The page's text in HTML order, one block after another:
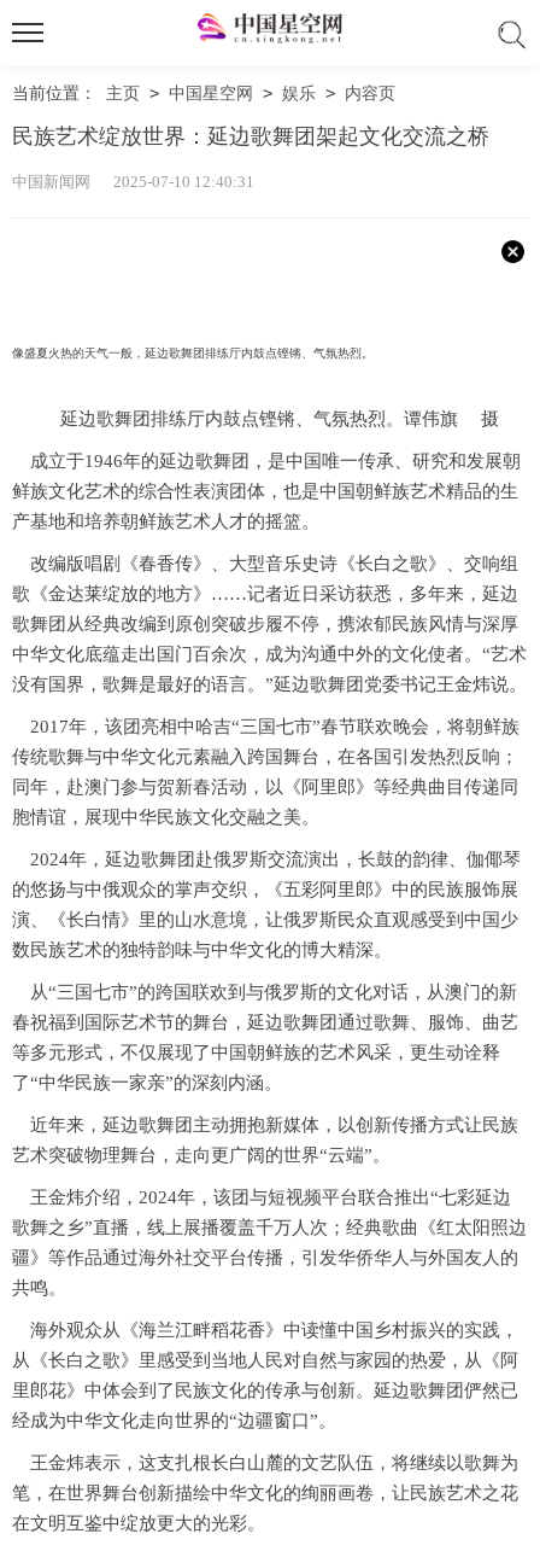
当前位置： 主页 > 中国星空网 > 娱乐 > 内容页
民族艺术绽放世界：延边歌舞团架起文化交流之桥
中国新闻网 2025-07-10 12:40:31
像盛夏火热的天气一般，延边歌舞团排练厅内鼓点铿锵、气氛热烈。
延边歌舞团排练厅内鼓点铿锵、气氛热烈。谭伟旗 摄
成立于1946年的延边歌舞团，是中国唯一传承、研究和发展朝
鲜族文化艺术的综合性表演团体，也是中国朝鲜族艺术精品的生
产基地和培养朝鲜族艺术人才的摇篮。
改编版唱剧《春香传》、大型音乐史诗《长白之歌》、交响组
歌《金达莱绽放的地方》……记者近日采访获悉，多年来，延边
歌舞团从经典改编到原创突破步履不停，携浓郁民族风情与深厚
中华文化底蕴走出国门百余次，成为沟通中外的文化使者。“艺术
没有国界，歌舞是最好的语言。”延边歌舞团党委书记王金炜说。
2017年，该团亮相中哈吉“三国七市”春节联欢晚会，将朝鲜族
传统歌舞与中华文化元素融入跨国舞台，在各国引发热烈反响；
同年，赴澳门参与贺新春活动，以《阿里郎》等经典曲目传递同
胞情谊，展现中华民族文化交融之美。
2024年，延边歌舞团赴俄罗斯交流演出，长鼓的韵律、伽倻琴
的悠扬与中俄观众的掌声交织，《五彩阿里郎》中的民族服饰展
演、《长白情》里的山水意境，让俄罗斯民众直观感受到中国少
数民族艺术的独特韵味与中华文化的博大精深。
从“三国七市”的跨国联欢到与俄罗斯的文化对话，从澳门的新
春祝福到国际艺术节的舞台，延边歌舞团通过歌舞、服饰、曲艺
等多元形式，不仅展现了中国朝鲜族的艺术风采，更生动诠释
了“中华民族一家亲”的深刻内涵。
近年来，延边歌舞团主动拥抱新媒体，以创新传播方式让民族
艺术突破物理舞台，走向更广阔的世界“云端”。
王金炜介绍，2024年，该团与短视频平台联合推出“七彩延边
歌舞之乡”直播，线上展播覆盖千万人次；经典歌曲《红太阳照边
疆》等作品通过海外社交平台传播，引发华侨华人与外国友人的
共鸣。
海外观众从《海兰江畔稻花香》中读懂中国乡村振兴的实践，
从《长白之歌》里感受到当地人民对自然与家园的热爱，从《阿
里郎花》中体会到了民族文化的传承与创新。延边歌舞团俨然已
经成为中华文化走向世界的“边疆窗口”。
王金炜表示，这支扎根长白山麓的文艺队伍，将继续以歌舞为
笔，在世界舞台创新描绘中华文化的绚丽画卷，让民族艺术之花
在文明互鉴中绽放更大的光彩。